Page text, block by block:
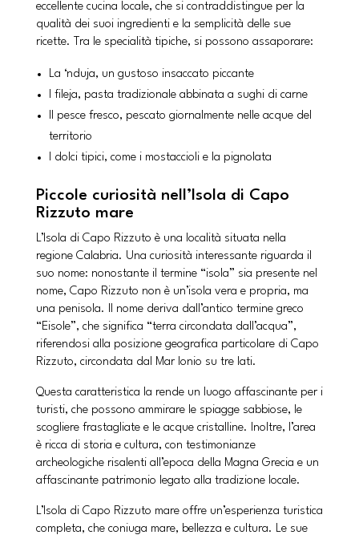
eccellente cucina locale, che si contraddistingue per la
qualità dei suoi ingredienti e la semplicità delle sue
ricette. Tra le specialità tipiche, si possono assaporare:
La ‘nduja, un gustoso insaccato piccante
I fileja, pasta tradizionale abbinata a sughi di carne
Il pesce fresco, pescato giornalmente nelle acque del
territorio
I dolci tipici, come i mostaccioli e la pignolata
Piccole curiosità nell’Isola di Capo
Rizzuto mare
L’Isola di Capo Rizzuto è una località situata nella
regione Calabria. Una curiosità interessante riguarda il
suo nome: nonostante il termine “isola” sia presente nel
nome, Capo Rizzuto non è un’isola vera e propria, ma
una penisola. Il nome deriva dall’antico termine greco
“Eisole”, che significa “terra circondata dall’acqua”,
riferendosi alla posizione geografica particolare di Capo
Rizzuto, circondata dal Mar Ionio su tre lati.
Questa caratteristica la rende un luogo affascinante per i
turisti, che possono ammirare le spiagge sabbiose, le
scogliere frastagliate e le acque cristalline. Inoltre, l’area
è ricca di storia e cultura, con testimonianze
archeologiche risalenti all’epoca della Magna Grecia e un
affascinante patrimonio legato alla tradizione locale.
L’Isola di Capo Rizzuto mare offre un’esperienza turistica
completa, che coniuga mare, bellezza e cultura. Le sue